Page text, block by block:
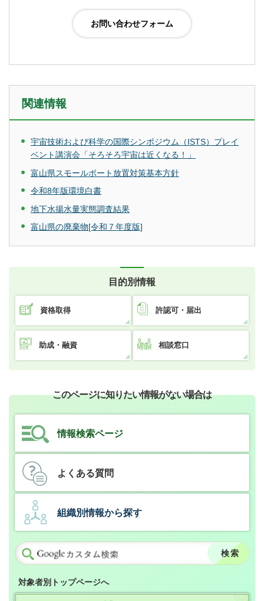
関連情報
宇宙技術および科学の国際シンポジウム（ISTS）プレイ
ベント講演会「そろそろ宇宙は近くなる！」
富山県スモールボート放置対策基本方針
令和8年版環境白書
地下水揚水量実態調査結果
富山県の廃棄物[令和７年度版]
目的別情報
資格取得 許認可・届出
助成・融資 相談窓口
このページに知りたい情報がない場合は
情報検索ページ
よくある質問
組織別情報から探す
対象者別トップページへ